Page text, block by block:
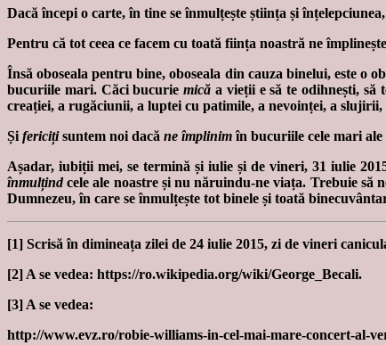
Dacă începi o carte, în tine se înmulțește știința și
Pentru că tot ceea ce facem cu toată ființa noastră ne
Însă oboseala pentru bine, oboseala din cauza binelui, este o
bucuriile mari. Căci bucuriemică a vieții e să te odihnești,
creației, a rugăciunii, a luptei cu patimile, a nevoinței, a
Și fericițisuntem noi dacă ne împlinimîn bucuriile cele mari ale
Așadar, iubiții mei, se termină și iulie și de vineri, 31 iulie
înmulțindcele ale noastre și nu năruindu-ne viața. Trebuie să
Dumnezeu, în care se înmulțește tot binele și toată
[1] Scrisă în dimineața zilei de 24 iulie 2015, zi de vineri
[2] A se vedea: https://ro.wikipedia.org/wiki/George_Becali.
[3] A se vedea:
http://www.evz.ro/robie-williams-in-cel-mai-mare-concert-al-